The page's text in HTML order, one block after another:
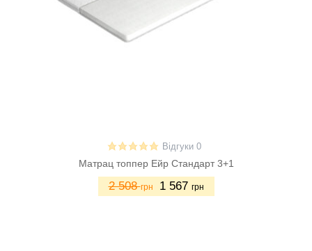
Відгуки 0
Матрац топпер Ейр Стандарт 3+1
2 508грн 1 567 грн